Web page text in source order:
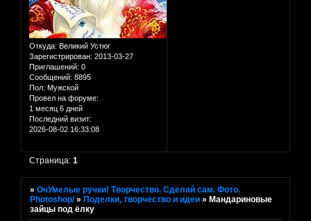
Откуда: Великий Устюг
Зарегистрирован: 2013-03-27
Приглашений: 0
Сообщений: 8895
Пол: Мужской
Провел на форуме:
1 месяц 6 дней
Последний визит:
2026-08-02 16:33:08
Страница:1
»ОчУмелые ручки! Творчество. Сделай сам. Фото.
Photoshop/ »Поделки, творчество и идеи »Мандариновые
зайцы под ёлку